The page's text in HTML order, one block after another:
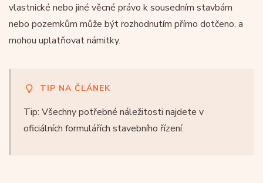
vlastnické nebo jiné věcné právo k sousedním stavbám
nebo pozemkům může být rozhodnutím přímo dotčeno, a
mohou uplatňovat námitky.
TIP NA ČLÁNEK
Tip: Všechny potřebné náležitosti najdete v
oficiálních formulářích stavebního řízení.